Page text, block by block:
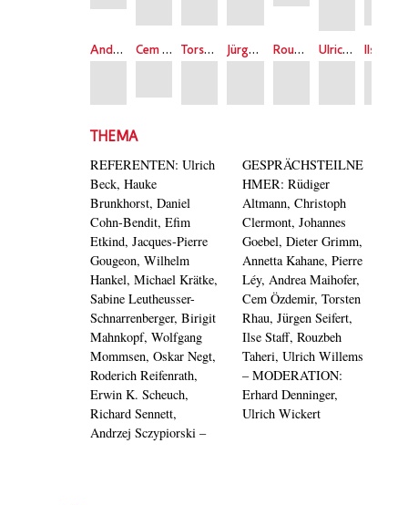
Andrea Maihofer Cem Özdemir Torsten Rhau Jürgen Seifert Rouzbeh Taheri Ulrich Willems
THEMA
REFERENTEN: Ulrich
Beck, Hauke
Brunkhorst, Daniel
Cohn-Bendit, Efim
Etkind, Jacques-Pierre
Gougeon, Wilhelm
Hankel, Michael Krätke,
Sabine Leutheusser-
Schnarrenberger, Birigit
Mahnkopf, Wolfgang
Mommsen, Oskar Negt,
Roderich Reifenrath,
Erwin K. Scheuch,
Richard Sennett,
Andrzej Sczypiorski –
GESPRÄCHSTEILNE
HMER: Rüdiger
Altmann, Christoph
Clermont, Johannes
Goebel, Dieter Grimm,
Annetta Kahane, Pierre
Léy, Andrea Maihofer,
Cem Özdemir, Torsten
Rhau, Jürgen Seifert,
Ilse Staff, Rouzbeh
Taheri, Ulrich Willems
– MODERATION:
Erhard Denninger,
Ulrich Wickert